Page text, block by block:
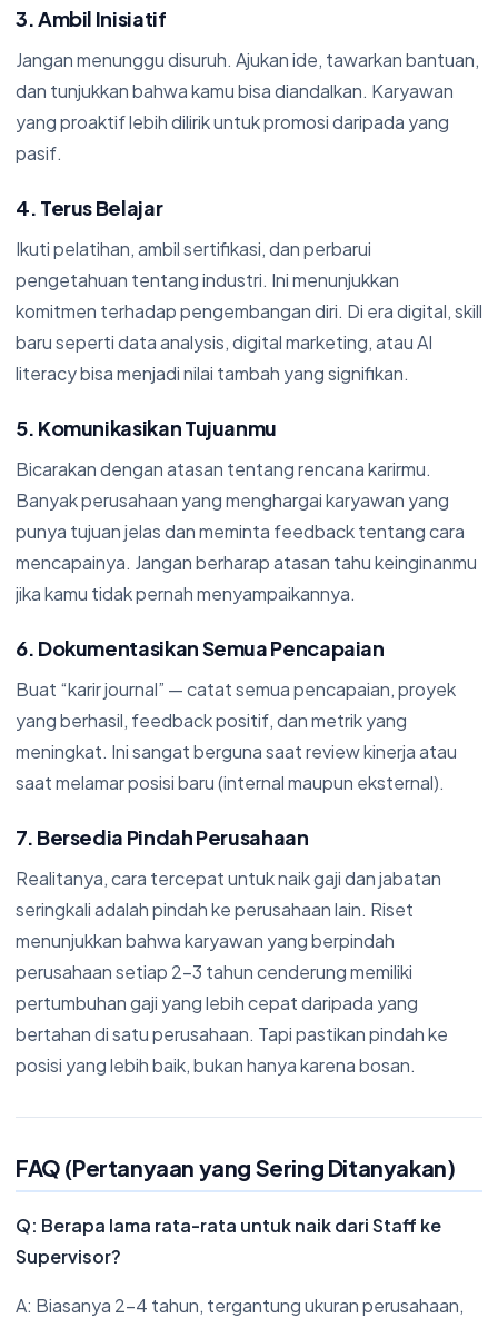
3. Ambil Inisiatif
Jangan menunggu disuruh. Ajukan ide, tawarkan bantuan,
dan tunjukkan bahwa kamu bisa diandalkan. Karyawan
yang proaktif lebih dilirik untuk promosi daripada yang
pasif.
4. Terus Belajar
Ikuti pelatihan, ambil sertifikasi, dan perbarui
pengetahuan tentang industri. Ini menunjukkan
komitmen terhadap pengembangan diri. Di era digital, skill
baru seperti data analysis, digital marketing, atau AI
literacy bisa menjadi nilai tambah yang signifikan.
5. Komunikasikan Tujuanmu
Bicarakan dengan atasan tentang rencana karirmu.
Banyak perusahaan yang menghargai karyawan yang
punya tujuan jelas dan meminta feedback tentang cara
mencapainya. Jangan berharap atasan tahu keinginanmu
jika kamu tidak pernah menyampaikannya.
6. Dokumentasikan Semua Pencapaian
Buat “karir journal” — catat semua pencapaian, proyek
yang berhasil, feedback positif, dan metrik yang
meningkat. Ini sangat berguna saat review kinerja atau
saat melamar posisi baru (internal maupun eksternal).
7. Bersedia Pindah Perusahaan
Realitanya, cara tercepat untuk naik gaji dan jabatan
seringkali adalah pindah ke perusahaan lain. Riset
menunjukkan bahwa karyawan yang berpindah
perusahaan setiap 2-3 tahun cenderung memiliki
pertumbuhan gaji yang lebih cepat daripada yang
bertahan di satu perusahaan. Tapi pastikan pindah ke
posisi yang lebih baik, bukan hanya karena bosan.
FAQ (Pertanyaan yang Sering Ditanyakan)
Q: Berapa lama rata-rata untuk naik dari Staff ke
Supervisor?
A: Biasanya 2-4 tahun, tergantung ukuran perusahaan,